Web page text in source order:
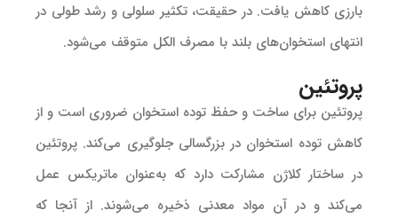
بارزی کاهش یافت. در حقیقت، تکثیر سلولی و رشد طولی در
انتهای استخوان‌های بلند با مصرف الکل متوقف می‌شود.
پروتئین
پروتئین برای ساخت و حفظ توده استخوان ضروری است و از
کاهش توده استخوان در بزرگسالی جلوگیری می‌کند. پروتئین
در ساختار کلاژن مشارکت دارد که به‌عنوان ماتریکس عمل
می‌کند و در آن مواد معدنی ذخیره می‌شوند. از آنجا که